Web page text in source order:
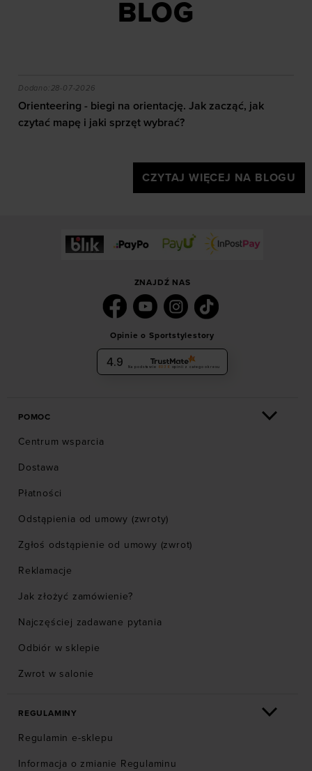
dopasowywania treści oraz udoskonalania rozwiązań
oferowanych przez naszych partnerów (np. sieci
BLOG
efekty daje trening?
Orienteering - biegi na orientację. Jak zacząć, jak
Dodano:28-07-2026
Orienteering - biegi na orientację. Jak zacząć, jak
czytać mapę i jaki sprzęt wybrać?
CZYTAJ WIĘCEJ NA BLOGU
ZNAJDŹ NAS
Opinie o Sportstylestory
4.9 Na podstawie 6036 opinii z całego okresu
POMOC
Centrum wsparcia
Dostawa
Płatności
Odstąpienia od umowy (zwroty)
Zgłoś odstąpienie od umowy (zwrot)
Reklamacje
Jak złożyć zamówienie?
Najczęściej zadawane pytania
Odbiór w sklepie
Zwrot w salonie
REGULAMINY
Regulamin e-sklepu
Informacja o zmianie Regulaminu